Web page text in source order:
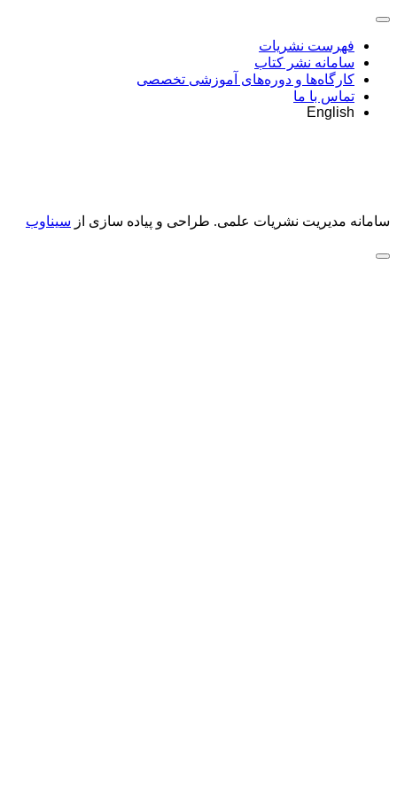
فهرست نشریات
سامانه نشر کتاب
کارگاه‌ها و دوره‌های آموزشی تخصصی
تماس با ما
English
سامانه مدیریت نشریات علمی. طراحی و پیاده سازی از سیناوب